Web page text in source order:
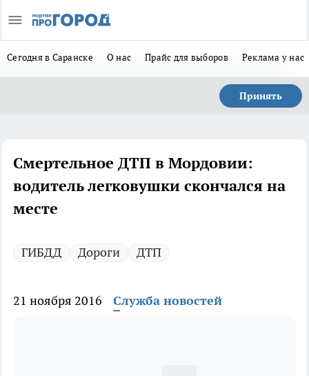
Сегодня в Саранске О нас Прайс для выборов Реклама у нас
Принять
Смертельное ДТП в Мордовии:
водитель легковушки скончался на
месте
ГИБДД Дороги ДТП
21 ноября 2016 Служба новостей